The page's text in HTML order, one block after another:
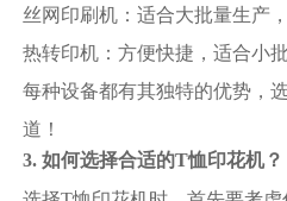
丝网印刷机：适合大批量生产
热转印机：方便快捷，适合小
每种设备都有其独特的优势，
道！
3. 如何选择合适的T恤印花机？